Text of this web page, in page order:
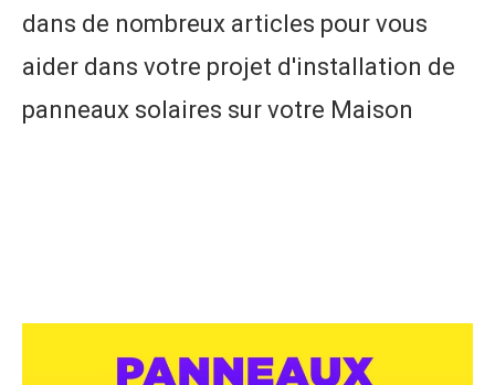
dans de nombreux articles pour vous
aider dans votre projet d'installation de
panneaux solaires sur votre Maison